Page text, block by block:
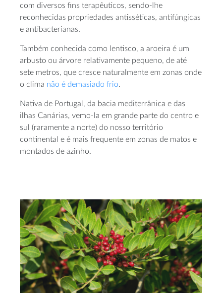
com diversos fins terapêuticos, sendo-lhe
reconhecidas propriedades antisséticas, antifúngicas
e antibacterianas.
Também conhecida como lentisco, a aroeira é um
arbusto ou árvore relativamente pequeno, de até
sete metros, que cresce naturalmente em zonas onde
o clima não é demasiado frio.
Nativa de Portugal, da bacia mediterrânica e das
ilhas Canárias, vemo-la em grande parte do centro e
sul (raramente a norte) do nosso território
continental e é mais frequente em zonas de matos e
montados de azinho.